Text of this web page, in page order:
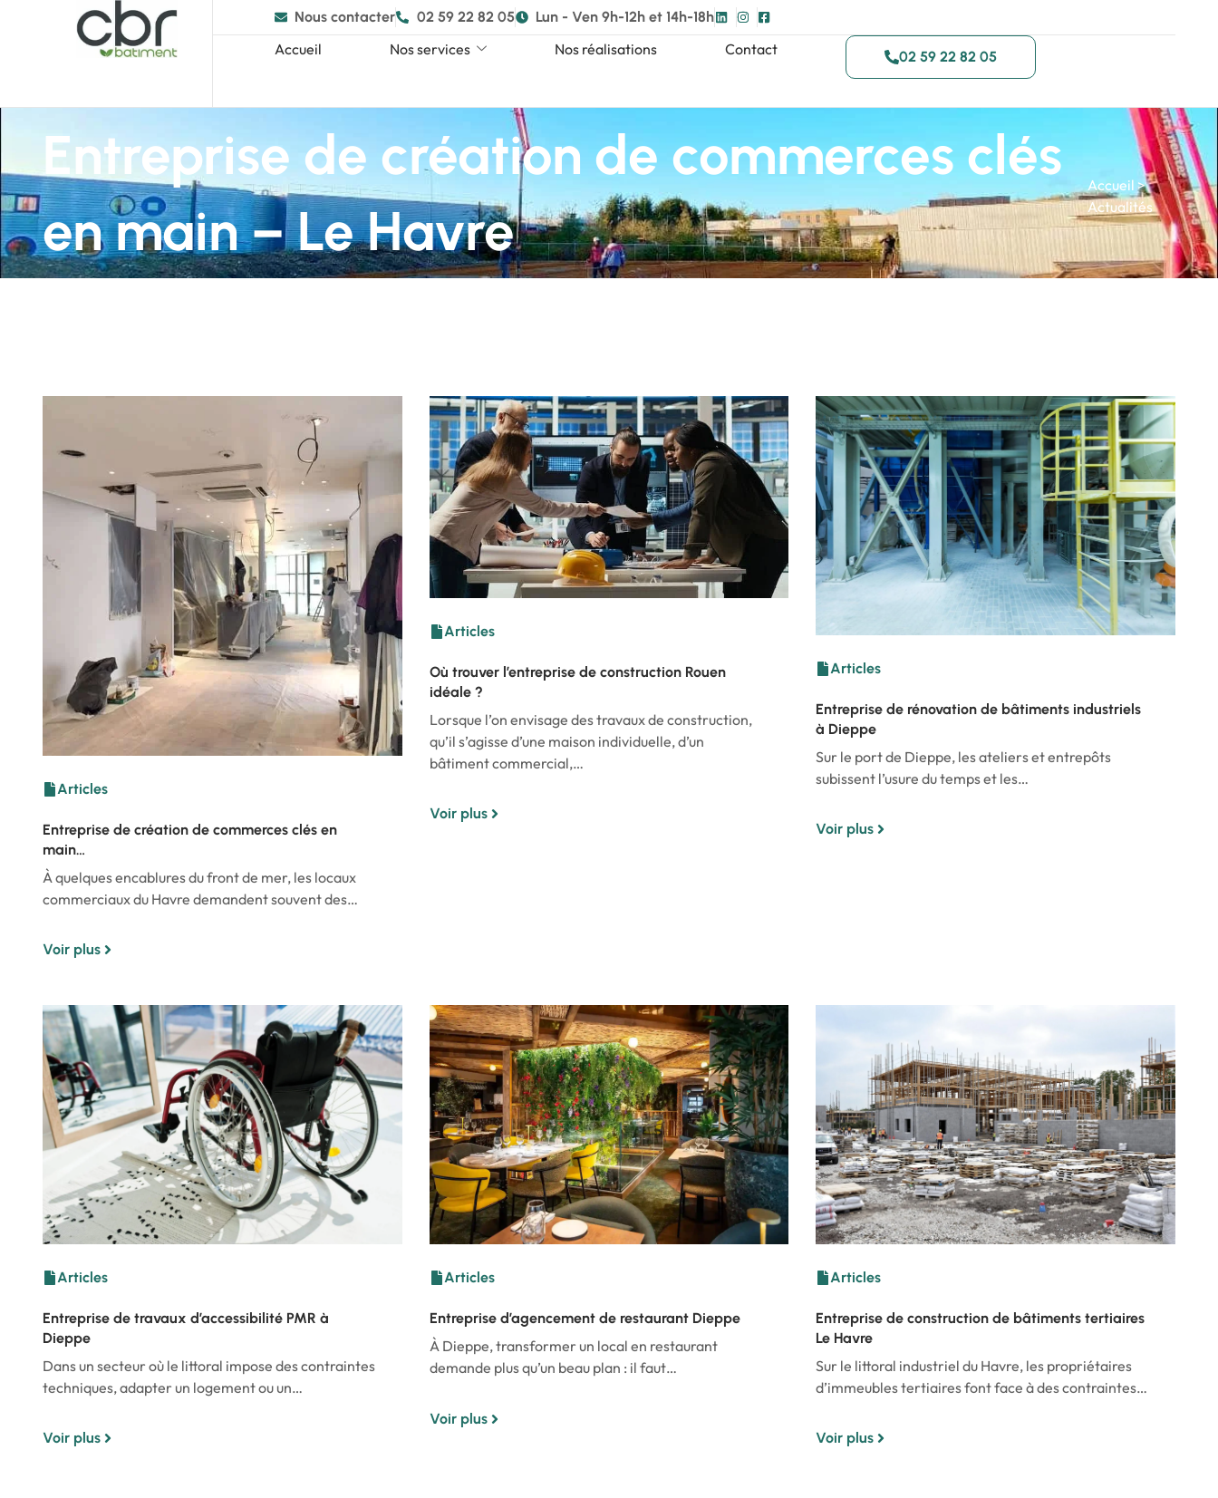
Nous contacter 02 59 22 82 05 Lun - Ven 9h-12h et 14h-18h
Accueil Nos services Nos réalisations Contact 02 59 22 82 05
Entreprise de création de commerces clés
en main – Le Havre
Accueil >
Actualités
Articles
Entreprise de création de commerces clés en
main…
À quelques encablures du front de mer, les locaux
commerciaux du Havre demandent souvent des…
Voir plus
Articles
Où trouver l’entreprise de construction Rouen
idéale ?
Lorsque l’on envisage des travaux de construction,
qu’il s’agisse d’une maison individuelle, d’un
bâtiment commercial,…
Voir plus
Articles
Entreprise de rénovation de bâtiments industriels
à Dieppe
Sur le port de Dieppe, les ateliers et entrepôts
subissent l’usure du temps et les…
Voir plus
Articles
Entreprise de travaux d’accessibilité PMR à
Dieppe
Dans un secteur où le littoral impose des contraintes
techniques, adapter un logement ou un…
Voir plus
Articles
Entreprise d’agencement de restaurant Dieppe
À Dieppe, transformer un local en restaurant
demande plus qu’un beau plan : il faut…
Voir plus
Articles
Entreprise de construction de bâtiments tertiaires
Le Havre
Sur le littoral industriel du Havre, les propriétaires
d’immeubles tertiaires font face à des contraintes…
Voir plus